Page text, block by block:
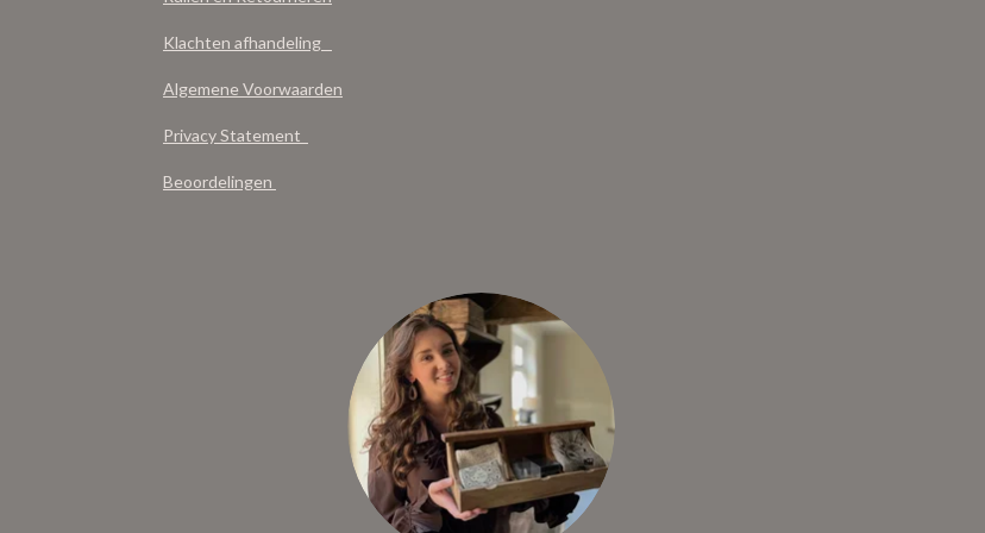
Klachten afhandeling
Algemene Voorwaarden
Privacy Statement
Beoordelingen